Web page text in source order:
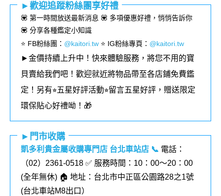
►歡迎追蹤粉絲團享好禮
💟 第一時間放送最新消息 💟 多項優惠好禮，悄悄告訴你
💟 分享各種鑑定小知識
⭐️ FB粉絲團 ： @kaitori.tw ⭐️ IG粉絲專頁 ： @kaitori.tw
►金價持續上升中！快來體驗服務，將您不用的寶
貝賣給我們吧！歡迎就近將物品帶至各店鋪免費鑑
定！ 另有⭐︎五星好評活動⭐︎留言五星好評，贈送限定
環保貼心好禮呦！🎁
►門市收購
凱多利貴金屬收購專門店 台北車站店 📞 電話：
（02）2361-0518 ✅ 服務時間：10：00～20：00
(全年無休) 🏠 地址：台北市中正區公園路28之1號
(台北車站M8出口 ）